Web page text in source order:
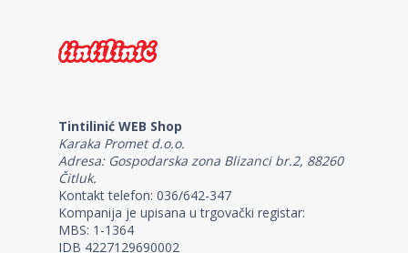
Tintilinić WEB Shop
Karaka Promet d.o.o.
Adresa: Gospodarska zona Blizanci br.2, 88260
Čitluk.
Kontakt telefon: 036/642-347
Kompanija je upisana u trgovački registar:
MBS: 1-1364
IDB 4227129690002